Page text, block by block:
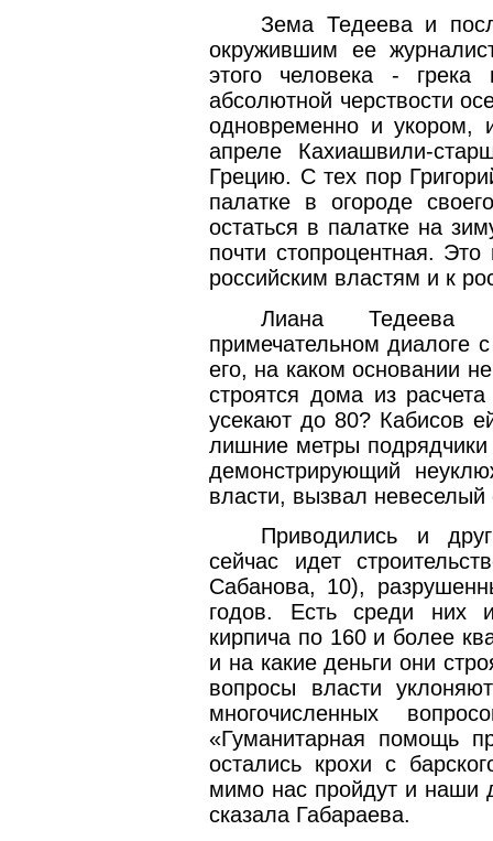
Зема Тедеева и
окружившим ее
этого человека -
абсолютной черствости
одновременно и укором,
апреле Кахиашвили-
Грецию. С тех пор
палатке в огороде
остаться в палатке на
почти стопроцентная.
российским властям и к
Лиана Тедеева
примечательном диалоге
его, на каком основании
строятся дома из
усекают до 80? Кабисов
лишние метры подрядчики
демонстрирующий
власти, вызвал
Приводились и
сейчас идет
Сабанова, 10),
годов. Есть среди них
кирпича по 160 и более
и на какие деньги они
вопросы власти
многочисленных
«Гуманитарная помощь
остались крохи с
мимо нас пройдут и наши
сказала Габараева.